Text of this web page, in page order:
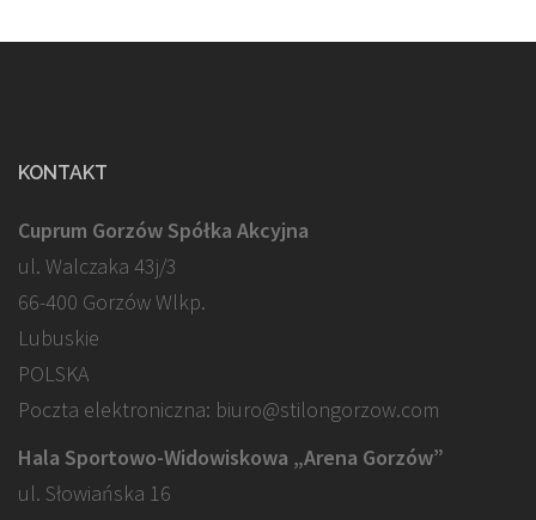
KONTAKT
Cuprum Gorzów Spółka Akcyjna
ul. Walczaka 43j/3
66-400 Gorzów Wlkp.
Lubuskie
POLSKA
Poczta elektroniczna: biuro@stilongorzow.com
Hala Sportowo-Widowiskowa „Arena Gorzów”
ul. Słowiańska 16